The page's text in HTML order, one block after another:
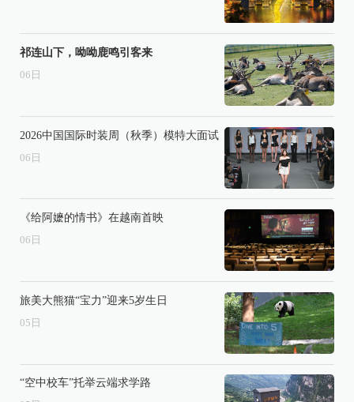
祁连山下，呦呦鹿鸣引客来
06 日
2026中国国际时装周（秋季）模特大面试
06 日
《给阿嬷的情书》在越南首映
06 日
旅美大熊猫“宝力”迎来5岁生日
05 日
“空中校车”托举云端求学路